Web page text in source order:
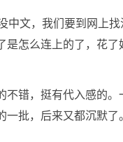
中文，我们要到网上
怎么连上的了，花了
错，挺有代入感的。
批，后来又都沉默了